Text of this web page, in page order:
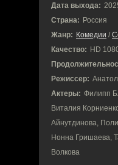
Дата выхода:
Страна: Россия
Жанр: Комедии /
Качество: HD
Режиссер:
Актеры: Филипп
Виталия
Айнутдинова,
Нонна Гришаева,
Волкова